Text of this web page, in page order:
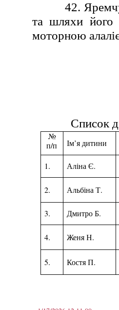
42.
та шляхи його
моторною
Список
№
п/п
Ім’я дитини
1. Аліна Є.
2. Альбіна Т.
3. ДмитроБ.
4. Женя Н.
5. КостяП.